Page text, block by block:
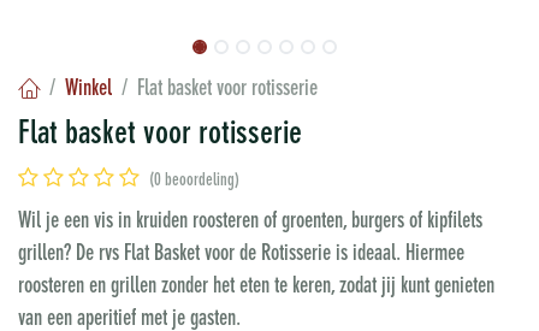
Winkel Flat basket voor rotisserie
Flat basket voor rotisserie
(0 beoordeling)
Wil je een vis in kruiden roosteren of groenten, burgers of kipfilets
grillen? De rvs Flat Basket voor de Rotisserie is ideaal. Hiermee
roosteren en grillen zonder het eten te keren, zodat jij kunt genieten
van een aperitief met je gasten.